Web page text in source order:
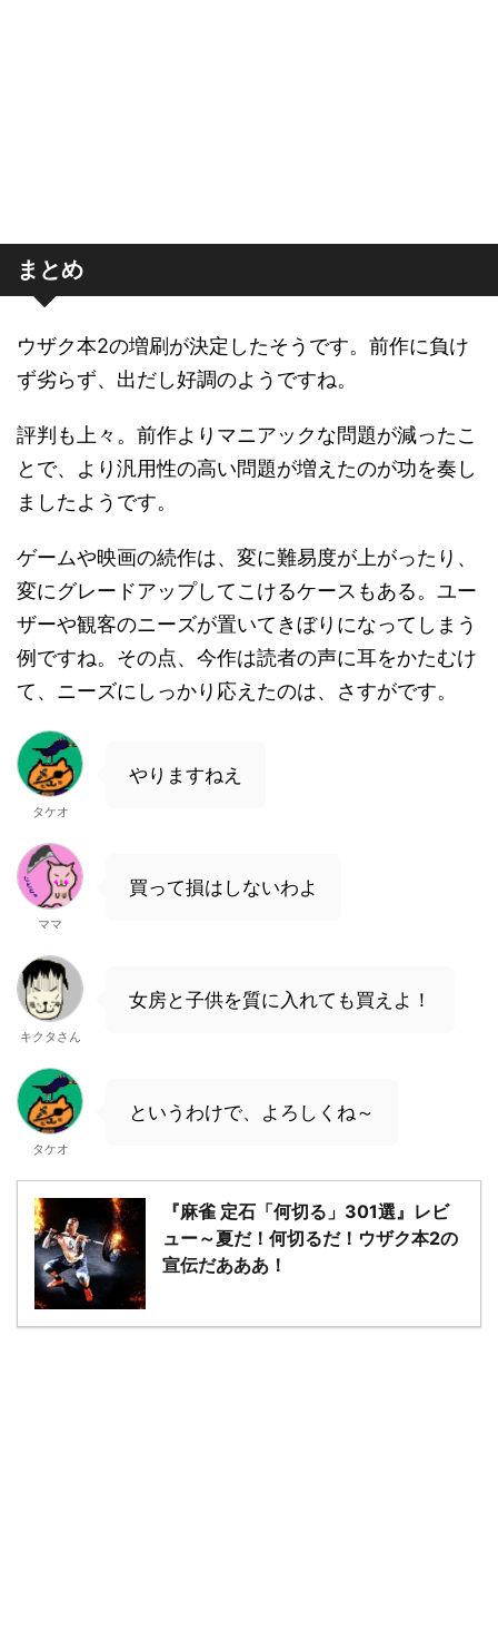
まとめ
ウザク本2の増刷が決定したそうです。前作に負け
ず劣らず、出だし好調のようですね。
評判も上々。前作よりマニアックな問題が減ったこ
とで、より汎用性の高い問題が増えたのが功を奏し
ましたようです。
ゲームや映画の続作は、変に難易度が上がったり、
変にグレードアップしてこけるケースもある。ユー
ザーや観客のニーズが置いてきぼりになってしまう
例ですね。その点、今作は読者の声に耳をかたむけ
て、ニーズにしっかり応えたのは、さすがです。
タケオ
やりますねえ
ママ
買って損はしないわよ
キクタさん
女房と子供を質に入れても買えよ！
タケオ
というわけで、よろしくね～
『麻雀 定石「何切る」301選』レビ
ュー～夏だ！何切るだ！ウザク本2の
宣伝だあああ！